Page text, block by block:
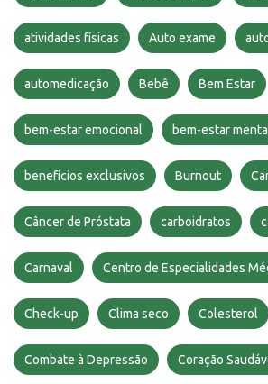
atividades físicas Auto exame
automedicação Bebê Bem Estar
bem-estar emocional bem-estar
benefícios exclusivos Burnout
Câncer de Próstata carboidratos
Carnaval Centro de Especialidades
Check-up Clima seco Colesterol
Combate à Depressão Coração